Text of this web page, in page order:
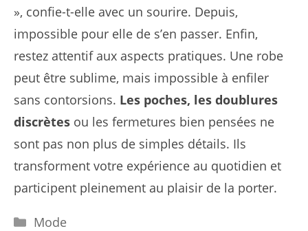
», confie-t-elle avec un sourire. Depuis,
impossible pour elle de s’en passer. Enfin,
restez attentif aux aspects pratiques. Une robe
peut être sublime, mais impossible à enfiler
sans contorsions. Les poches, les doublures
discrètes ou les fermetures bien pensées ne
sont pas non plus de simples détails. Ils
transforment votre expérience au quotidien et
participent pleinement au plaisir de la porter.
Catégories
Mode